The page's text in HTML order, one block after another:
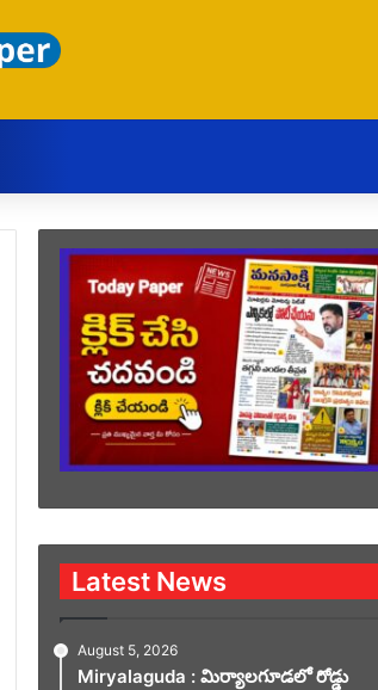
Latest News
August 5, 2026
Miryalaguda : మిర్యాలగూడలో రోడ్డు